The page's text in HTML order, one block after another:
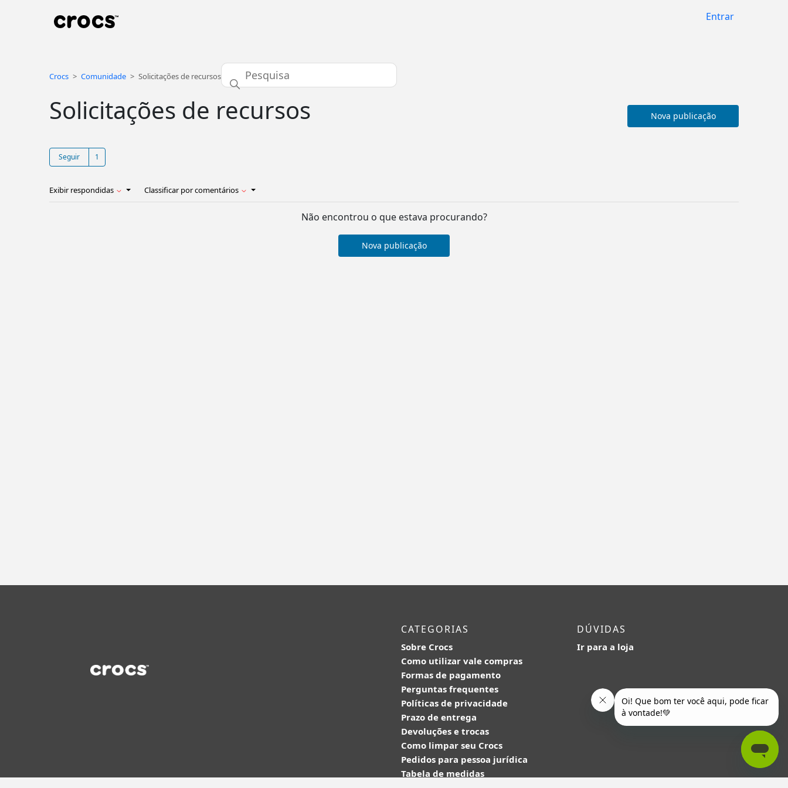
Entrar
Crocs Comunidade Solicitações de recursos
Solicitações de recursos Nova publicação
Seguir
Exibir respondidas Classificar por comentários
Não encontrou o que estava procurando?
Nova publicação
CATEGORIAS
Sobre Crocs
Como utilizar vale compras
Formas de pagamento
Perguntas frequentes
Políticas de privacidade
Prazo de entrega
Devoluções e trocas
Como limpar seu Crocs
Pedidos para pessoa jurídica
Tabela de medidas
DÚVIDAS
Ir para a loja